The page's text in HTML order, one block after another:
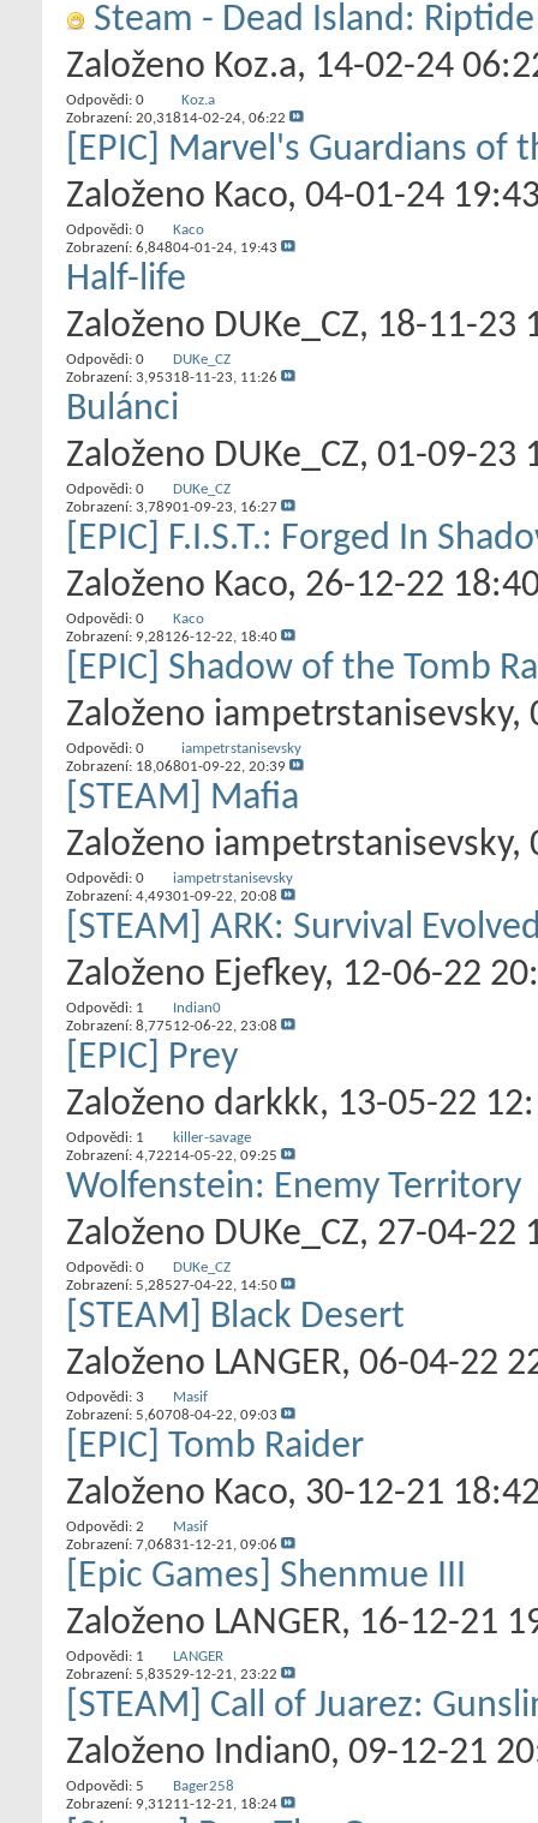
Steam - Dead Island:
Založeno Koz.a‎, 14-02-24
Odpovědi: 0
Zobrazení: 20,318
Koz.a
14-02-24, 06:22
[EPIC] Marvel's Guardians of
Založeno Kaco‎, 04-01-24
Odpovědi: 0
Zobrazení: 6,848
Kaco
04-01-24, 19:43
Half-life
Založeno DUKe_CZ‎, 18-11-23
Odpovědi: 0
Zobrazení: 3,953
DUKe_CZ
18-11-23, 11:26
Bulánci
Založeno DUKe_CZ‎, 01-09-23
Odpovědi: 0
Zobrazení: 3,789
DUKe_CZ
01-09-23, 16:27
[EPIC] F.I.S.T.: Forged In
Založeno Kaco‎, 26-12-22
Odpovědi: 0
Zobrazení: 9,281
Kaco
26-12-22, 18:40
[EPIC] Shadow of the Tomb
Založeno iampetrstanisevsky‎,
Odpovědi: 0
Zobrazení: 18,068
iampetrstanisevsky
01-09-22, 20:39
[STEAM] Mafia
Založeno iampetrstanisevsky‎,
Odpovědi: 0
Zobrazení: 4,493
iampetrstanisevsky
01-09-22, 20:08
[STEAM] ARK: Survival
Založeno Ejefkey‎, 12-06-22
Odpovědi: 1
Zobrazení: 8,775
Indian0
12-06-22, 23:08
[EPIC] Prey
Založeno darkkk‎, 13-05-22
Odpovědi: 1
Zobrazení: 4,722
killer-savage
14-05-22, 09:25
Wolfenstein: Enemy Territory
Založeno DUKe_CZ‎, 27-04-22
Odpovědi: 0
Zobrazení: 5,285
DUKe_CZ
27-04-22, 14:50
[STEAM] Black Desert
Založeno LANGER‎, 06-04-22
Odpovědi: 3
Zobrazení: 5,607
Masif
08-04-22, 09:03
[EPIC] Tomb Raider
Založeno Kaco‎, 30-12-21
Odpovědi: 2
Zobrazení: 7,068
Masif
31-12-21, 09:06
[Epic Games] Shenmue III
Založeno LANGER‎, 16-12-21
Odpovědi: 1
Zobrazení: 5,835
LANGER
29-12-21, 23:22
[STEAM] Call of Juarez:
Založeno Indian0‎, 09-12-21
Odpovědi: 5
Zobrazení: 9,312
Bager258
11-12-21, 18:24